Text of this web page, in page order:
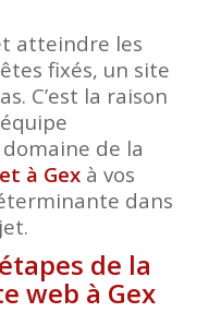
atteindre les
fixés, un site
C’est la raison
de la
à Gexà vos
dans
de la
web à Gex